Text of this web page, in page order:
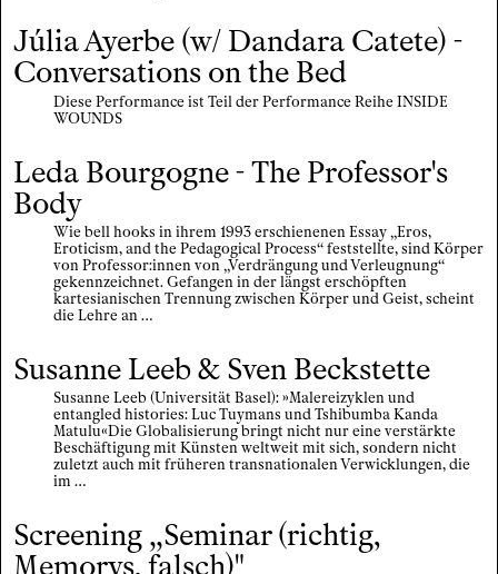
Júlia Ayerbe (w/ Dandara Catete) -
Conversations on the Bed
Diese Performance ist Teil der Performance Reihe INSIDE
WOUNDS
Leda Bourgogne - The Professor's
Body
Wie bell hooks in ihrem 1993 erschienenen Essay „Eros,
Eroticism, and the Pedagogical Process“ feststellte, sind Körper
von Professor:innen von „Verdrängung und Verleugnung“
gekennzeichnet. Gefangen in der längst erschöpften
kartesianischen Trennung zwischen Körper und Geist, scheint
die Lehre an …
Susanne Leeb & Sven Beckstette
Susanne Leeb (Universität Basel): »Malereizyklen und
entangled histories: Luc Tuymans und Tshibumba Kanda
Matulu«Die Globalisierung bringt nicht nur eine verstärkte
Beschäftigung mit Künsten weltweit mit sich, sondern nicht
zuletzt auch mit früheren transnationalen Verwicklungen, die
im …
Screening „Seminar (richtig,
Memorys, falsch)"